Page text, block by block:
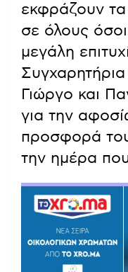
εκφράζουν
σε όλους
μεγάλη
Γιώργο και
για την
προσφορά
την ημέρα